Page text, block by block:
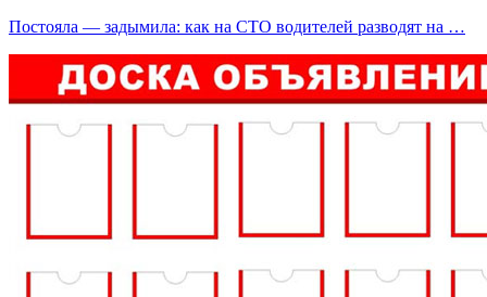
Постояла — задымила: как на СТО водителей разводят на …